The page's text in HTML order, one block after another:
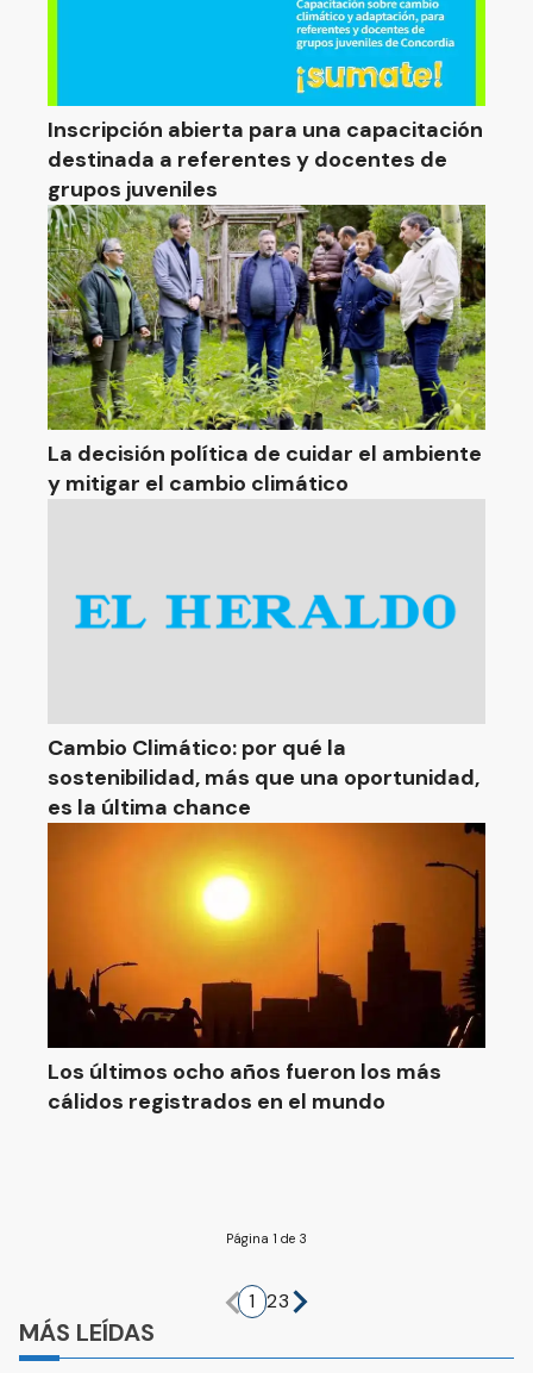
Inscripción abierta para una capacitación
destinada a referentes y docentes de
grupos juveniles
La decisión política de cuidar el ambiente
y mitigar el cambio climático
Cambio Climático: por qué la
sostenibilidad, más que una oportunidad,
es la última chance
Los últimos ocho años fueron los más
cálidos registrados en el mundo
Página 1 de 3
1 23
MÁS LEÍDAS